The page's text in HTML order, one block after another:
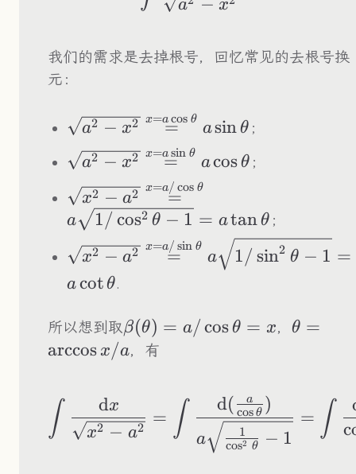
a x
我们的需求是去掉根号，回忆常见的去根号换
元：
\sqrt{a^2-
x^2}\overset{x=a\cos\theta}
{=}a\sin\theta
a2 − x2 =
x=a cos θ
asinθ ；
\sqrt{a^2-
x^2}\overset{x=a\sin\theta}
{=}a\cos\theta
a2 − x2 =
x=a sin θ
acosθ ；
\sqrt{x^2-
a^2}\overset{x=a/\cos\theta}
{=}a\sqrt{1/\cos^2\theta-
1}=a\tan\theta
x2 − a2 =
x=a/ cos θ
a 1/ cos2 θ − 1 = atanθ ；
\sqrt{x^2-
a^2}\overset{x=a/\sin\theta}
{=}a\sqrt{1/\sin^2\theta-
1}=a\cot\theta
x2 − a2 =
x=a/ sin θ
a 1/ sin2 θ − 1 =
a cot θ.
所以想到取\beta(\theta)=a/
β(θ) = a/ cos θ = x， θ =
arccosx/a，有
∫ x2 − a2
dx
= ∫
a cos2 θ
1 − 1
d( cos θ
a )
= ∫